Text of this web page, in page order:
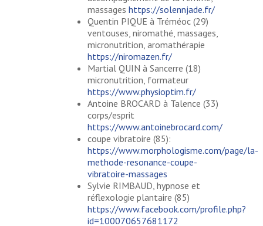
massages https://solennjade.fr/
Quentin PIQUE à Tréméoc (29)
ventouses, niromathé, massages,
micronutrition, aromathérapie
https://niromazen.fr/
Martial QUIN à Sancerre (18)
micronutrition, formateur
https://www.physioptim.fr/
Antoine BROCARD à Talence (33)
corps/esprit
https://www.antoinebrocard.com/
coupe vibratoire (85):
https://www.morphologisme.com/page/la-
methode-resonance-coupe-
vibratoire-massages
Sylvie RIMBAUD, hypnose et
réflexologie plantaire (85)
https://www.facebook.com/profile.php?
id=100070657681172